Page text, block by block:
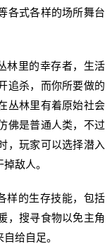
各式各样的场所舞台
里的幸存者，生活
追杀，而你所要做的
丛林里有着原始社会
佛是普通人类，不过
，玩家可以选择潜入
敌人。
的生存技能，包括
，搜寻食物以免主角
给自足。